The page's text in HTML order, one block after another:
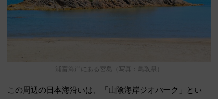
浦富海岸にある宮島（写真：鳥取県）
この周辺の日本海沿いは、「山陰海岸ジオパーク」とい